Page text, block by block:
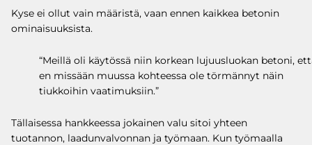
Kyse ei ollut vain määristä, vaan ennen kaikkea betonin
ominaisuuksista.
“Meillä oli käytössä niin korkean lujuusluokan betoni,
en missään muussa kohteessa ole törmännyt näin
tiukkoihin vaatimuksiin.”
Tällaisessa hankkeessa jokainen valu sitoi yhteen
tuotannon, laadunvalvonnan ja työmaan. Kun työmaalla